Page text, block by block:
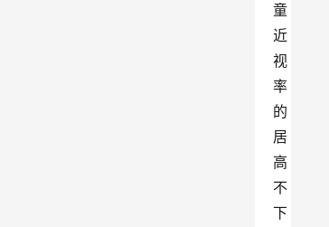
童
近
视
率
的
居
高
不
下